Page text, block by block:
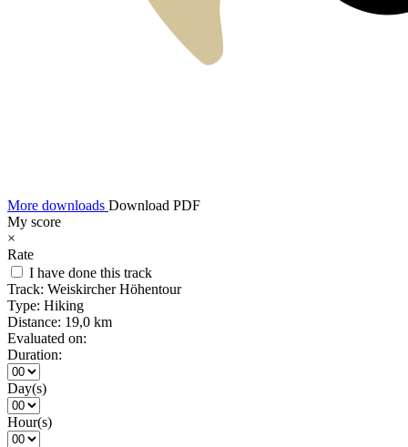
More downloads Download PDF
My score
×
Rate
I have done this track
Track: Weiskircher Höhentour
Type: Hiking
Distance: 19,0 km
Evaluated on:
Duration:
Day(s)
Hour(s)